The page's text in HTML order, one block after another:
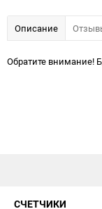
Описание
Обратите внимание!
СЧЕТЧИКИ